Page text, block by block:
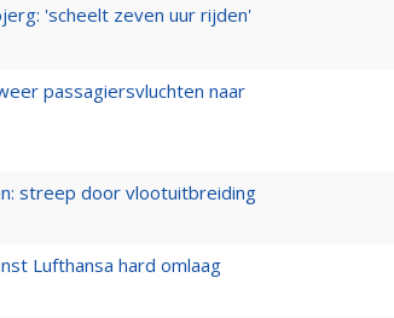
'scheelt zeven uur rijden'
passagiersvluchten naar
streep door vlootuitbreiding
Lufthansa hard omlaag